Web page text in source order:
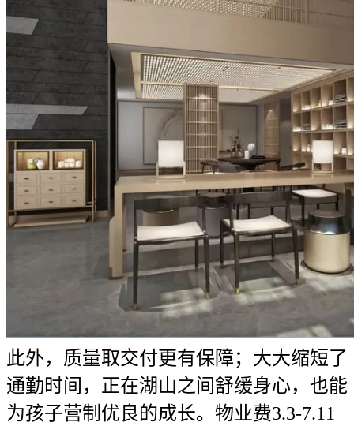
此外，质量取交付更有保障；大大缩短了
通勤时间，正在湖山之间舒缓身心，也能
为孩子营制优良的成长。物业费3.3-7.11